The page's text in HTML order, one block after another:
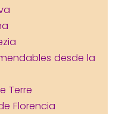
desde la
Terre
Florencia